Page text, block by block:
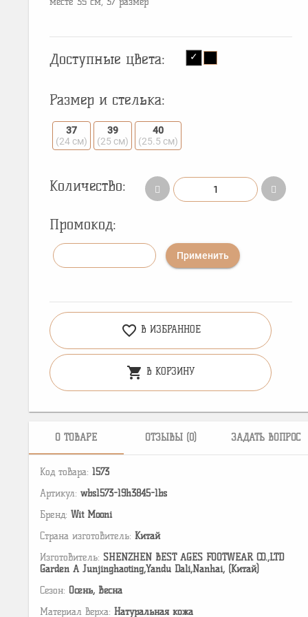
Доступные цвета:
Размер и стелька:
37
(24 см)
39
(25 см)
40
(25.5 см)
Количество:
Промокод:
Применить
favorite_border В ИЗБРАННОЕ
shopping_cart В КОРЗИНУ
О ТОВАРЕ ОТЗЫВЫ (0) ЗАДАТЬ ВОПРОС
Код товара: 1573
Артикул: wbs1573-19h3845-1bs
Бренд: Wit Mooni
Страна изготовитель: Китай
Изготовитель: SHENZHEN BEST AGES FOOTWEAR CO.,LTD
Garden A Junjinghaoting,Yandu Dali,Nanhai, (Китай)
Сезон: Осень, Весна
Материал верха: Натуральная кожа